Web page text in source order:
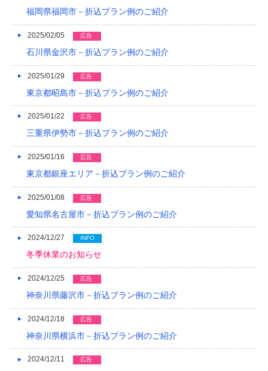
2013/06
2013/05
2013/04
2013/03
2012/12
2012/11
2012/10
2012/09
2012/08
福岡県福岡市－折込プラン例のご紹介
2025/02/05 広告
石川県金沢市－折込プラン例のご紹介
2025/01/29 広告
東京都昭島市－折込プラン例のご紹介
2025/01/22 広告
三重県伊勢市－折込プラン例のご紹介
2025/01/16 広告
東京都銀座エリア－折込プラン例のご紹介
2025/01/08 広告
愛知県名古屋市－折込プラン例のご紹介
2024/12/27 INFO
冬季休業のお知らせ
2024/12/25 広告
神奈川県藤沢市－折込プラン例のご紹介
2024/12/18 広告
神奈川県横浜市－折込プラン例のご紹介
2024/12/11 広告